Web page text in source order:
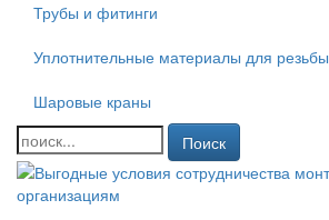
Трубы и фитинги
Уплотнительные материалы для резьбы
Шаровые краны
Поиск